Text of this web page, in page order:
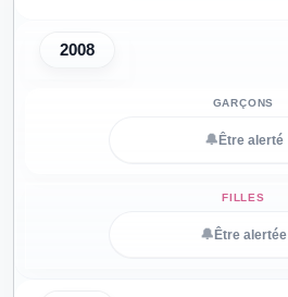
2008
🔔 Être alerté
🔔 Être alertée